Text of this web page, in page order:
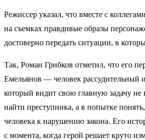
Режиссер указал, что вместе с
на съемках правдивые образы
достоверно передать ситуации, в
Так, Роман Грибков отметил, что его
Емельянов — человек рассудительный
который видит свою главную задачу не
найти преступника, а в попытке
человека к нарушению закона. Его
с момента, когда герой решает круто